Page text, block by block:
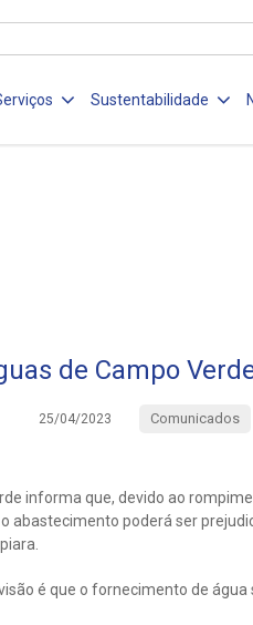
Sustentabilidade
de Campo
25/04/2023 Comunicados
informa que, devido ao
abastecimento poderá ser
é que o fornecimento de